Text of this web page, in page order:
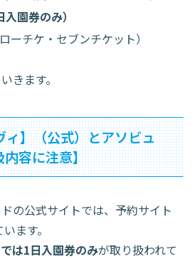
園券のみ）
ーチケ・セブンチケット）
きます。
】（公式）とアソビュ
容に注意】
の公式サイトでは、予約サイト
ます。
は1日入園券のみが取り扱われて